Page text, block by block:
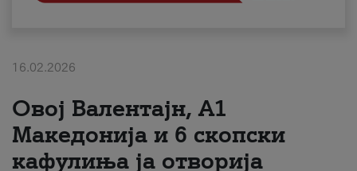
Плати сметка
#ПодобарОнлајн
16.02.2026
Овој Валентајн, A1
Македонија и 6 скопски
кафулиња ја отворија